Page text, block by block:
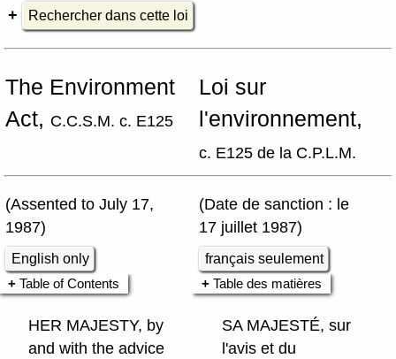
Rechercher dans cette loi
The Environment
Act, C.C.S.M. c. E125
Loi sur
l'environnement,
c. E125 de la C.P.L.M.
(Assented to July 17,
1987)
(Date de sanction : le
17 juillet 1987)
English only
français seulement
Table of Contents
Table des matières
HER MAJESTY, by
and with the advice
SA MAJESTÉ, sur
l'avis et du